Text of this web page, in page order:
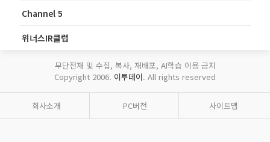
Channel 5
위너스IR클럽
무단전재 및 수집, 복사, 재배포, AI학습 이용 금지
Copyright 2006. 이투데이. All rights reserved
회사소개 PC버전 사이트맵